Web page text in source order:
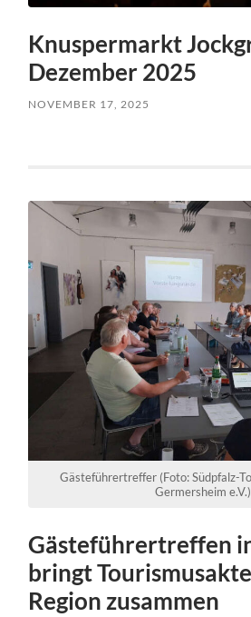
Knuspermarkt
Dezember 2025
NOVEMBER 17, 2025
Gästeführertreffer (Foto: Südpfalz-
Germersheim e.V.)
Gästeführertreffen
bringt
Region zusammen